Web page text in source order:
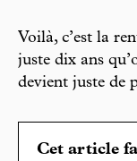
Voilà, c’est la
juste dix ans
devient juste de
Cet article